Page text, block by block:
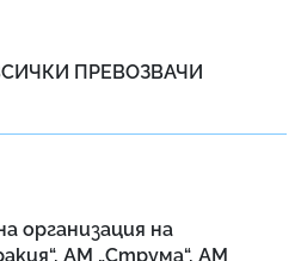
ПРЕВОЗВАЧИ
организация на
АМ „Струма“, АМ